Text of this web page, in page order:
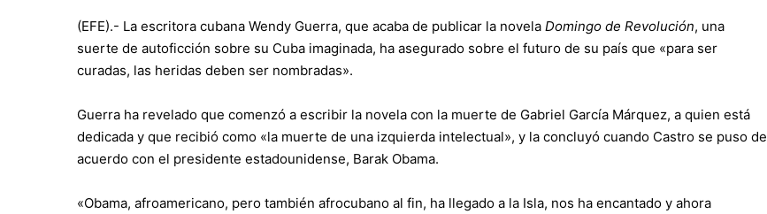
(EFE).- La escritora cubana Wendy Guerra, que acaba de publicar la novela Domingo de Revolución, una
suerte de autoficción sobre su Cuba imaginada, ha asegurado sobre el futuro de su país que «para ser
curadas, las heridas deben ser nombradas».
Guerra ha revelado que comenzó a escribir la novela con la muerte de Gabriel García Márquez, a quien está
dedicada y que recibió como «la muerte de una izquierda intelectual», y la concluyó cuando Castro se puso de
acuerdo con el presidente estadounidense, Barak Obama.
«Obama, afroamericano, pero también afrocubano al fin, ha llegado a la Isla, nos ha encantado y ahora